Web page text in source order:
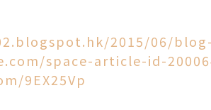
2015/06/
space-article-id-
9EX25Vp